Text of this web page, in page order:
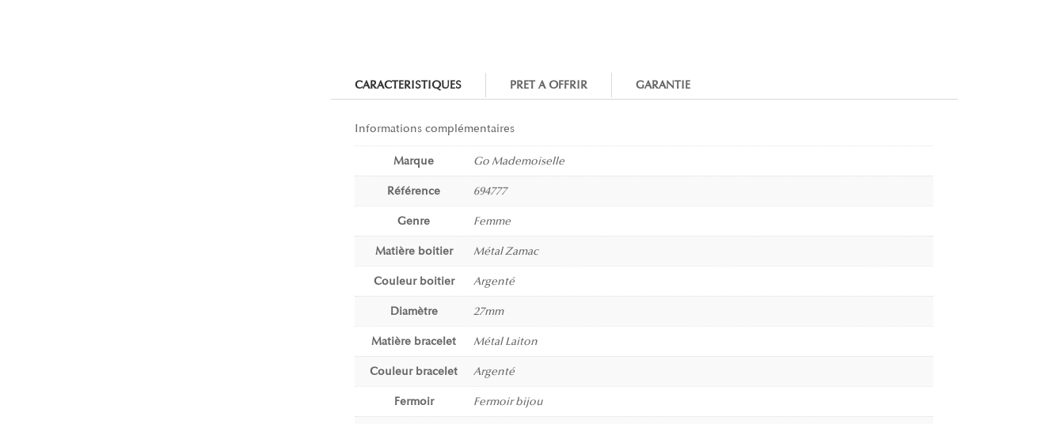
CARACTERISTIQUES PRET A OFFRIR GARANTIE
Informations complémentaires
Marque Go Mademoiselle
Référence 694777
Genre Femme
Matière boitier Métal Zamac
Couleur boitier Argenté
Diamètre 27mm
Matière bracelet Métal Laiton
Couleur bracelet Argenté
Fermoir Fermoir bijou